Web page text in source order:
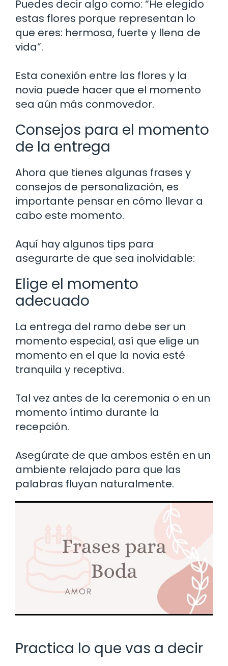
Puedes decir algo como: “He elegido
estas flores porque representan lo
que eres: hermosa, fuerte y llena de
vida”.
Esta conexión entre las flores y la
novia puede hacer que el momento
sea aún más conmovedor.
Consejos para el momento
de la entrega
Ahora que tienes algunas frases y
consejos de personalización, es
importante pensar en cómo llevar a
cabo este momento.
Aquí hay algunos tips para
asegurarte de que sea inolvidable:
Elige el momento
adecuado
La entrega del ramo debe ser un
momento especial, así que elige un
momento en el que la novia esté
tranquila y receptiva.
Tal vez antes de la ceremonia o en un
momento íntimo durante la
recepción.
Asegúrate de que ambos estén en un
ambiente relajado para que las
palabras fluyan naturalmente.
Practica lo que vas a decir